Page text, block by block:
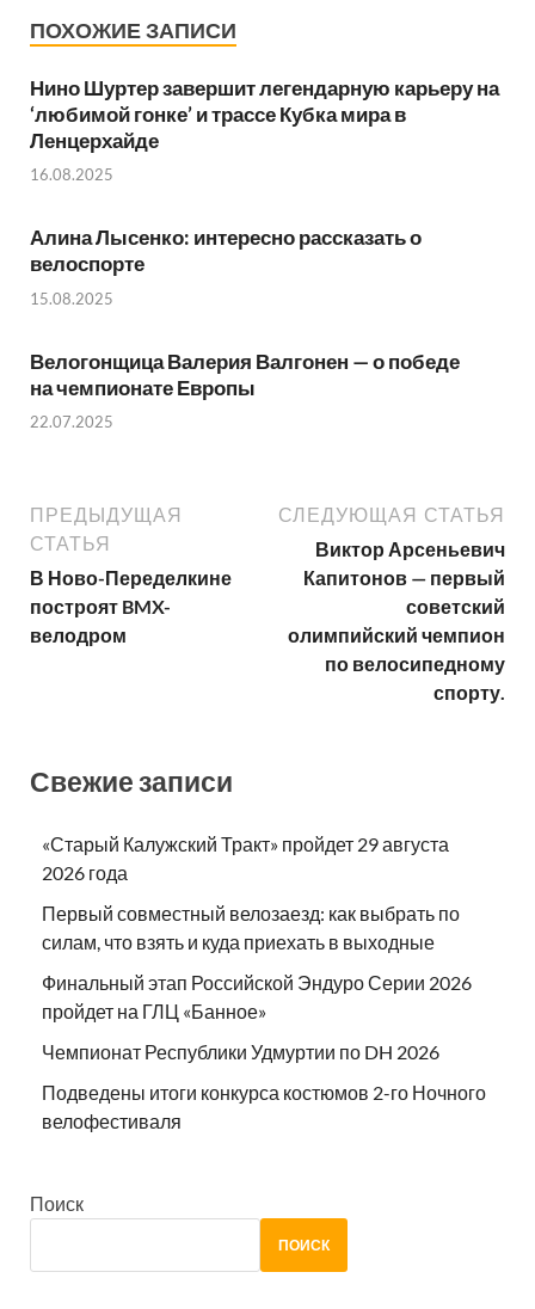
ПОХОЖИЕ ЗАПИСИ
Нино Шуртер завершит легендарную карьеру на
‘любимой гонке’ и трассе Кубка мира в
Ленцерхайде
16.08.2025
Алина Лысенко: интересно рассказать о
велоспорте
15.08.2025
Велогонщица Валерия Валгонен — о победе
на чемпионате Европы
22.07.2025
ПРЕДЫДУЩАЯ
СТАТЬЯ
В Ново-Переделкине
построят BMX-
велодром
СЛЕДУЮЩАЯ СТАТЬЯ
Виктор Арсеньевич
Капитонов — первый
советский
олимпийский чемпион
по велосипедному
спорту.
Свежие записи
«Старый Калужский Тракт» пройдет 29 августа
2026 года
Первый совместный велозаезд: как выбрать по
силам, что взять и куда приехать в выходные
Финальный этап Российской Эндуро Серии 2026
пройдет на ГЛЦ «Банное»
Чемпионат Республики Удмуртии по DH 2026
Подведены итоги конкурса костюмов 2-го Ночного
велофестиваля
Поиск
ПОИСК